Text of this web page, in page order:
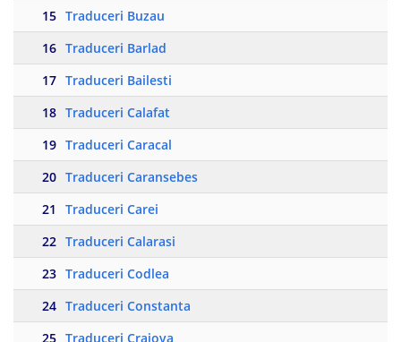
15 Traduceri Buzau
16 Traduceri Barlad
17 Traduceri Bailesti
18 Traduceri Calafat
19 Traduceri Caracal
20 Traduceri Caransebes
21
Traduceri Carei
22 Traduceri Calarasi
23 Traduceri Codlea
24 Traduceri Constanta
25 Traduceri Craiova